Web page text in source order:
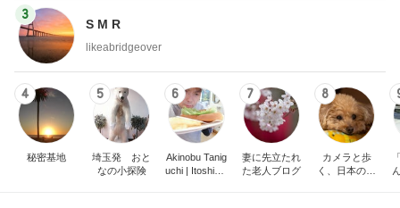
3
S M R
likeabridgeover
4
秘密基地
5
埼玉発 おと
なの小探険
6
Akinobu Tanig
uchi | Itoshima
7
妻に先立たれ
た老人ブログ
8
カメラと歩
く、日本の風